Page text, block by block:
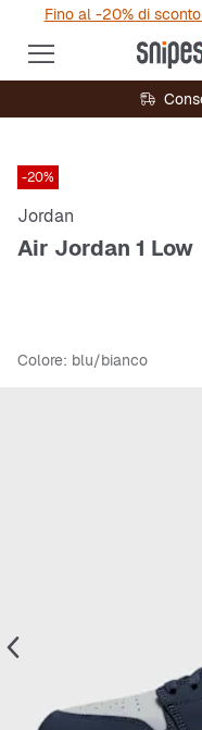
Fino al -20% di
-20%
Jordan
Air Jordan 1 Low
Colore: blu/bianco